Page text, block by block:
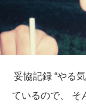
妥協記録 “やる
ているので、 そ